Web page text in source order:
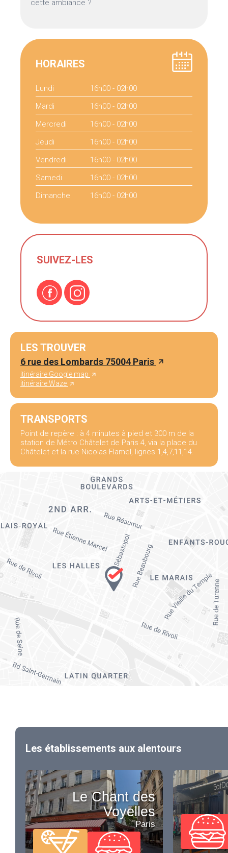
cette ambiance ?
HORAIRES
Lundi
16h00 - 02h00
Mardi
16h00 - 02h00
Mercredi
16h00 - 02h00
Jeudi
16h00 - 02h00
Vendredi
16h00 - 02h00
Samedi
16h00 - 02h00
Dimanche
16h00 - 02h00
SUIVEZ-LES
LES TROUVER
6 rue des Lombards 75004 Paris
itinéraire Google map
itinéraire Waze
TRANSPORTS
Point de repère : à 4 minutes à pied et 300 m de la
station de Métro Châtelet de Paris 4, via la place du
Châtelet et la rue Nicolas Flamel, lignes 1,4,7,11,14.
Les établissements aux alentours
Le Chant des
Voyelles
Paris